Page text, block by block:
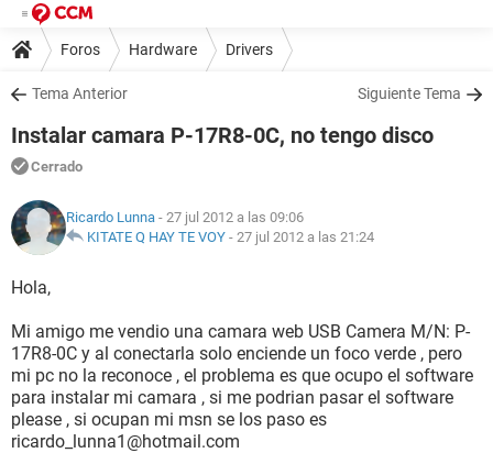
Foros Hardware Drivers
Tema Anterior Siguiente Tema
Instalar camara P-17R8-0C, no tengo disco
Cerrado
Ricardo Lunna - 27 jul 2012 a las 09:06
KITATE Q HAY TE VOY - 27 jul 2012 a las 21:24
Hola,
Mi amigo me vendio una camara web USB Camera M/N: P-
17R8-0C y al conectarla solo enciende un foco verde , pero
mi pc no la reconoce , el problema es que ocupo el software
para instalar mi camara , si me podrian pasar el software
please , si ocupan mi msn se los paso es
ricardo_lunna1@hotmail.com